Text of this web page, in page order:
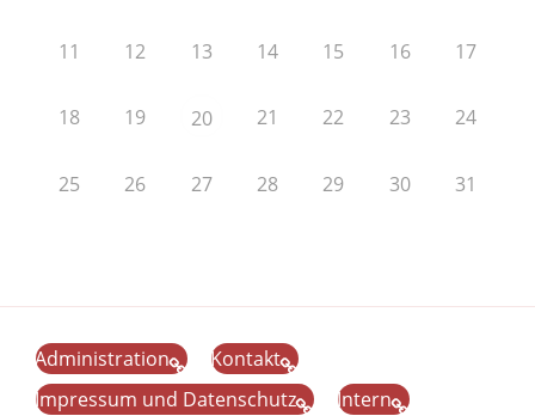
11 12 13 14 15 16 17
18 19 20 21 22 23 24
25 26 27 28 29 30 31
Administration
Kontakt
Impressum und Datenschutz
Intern